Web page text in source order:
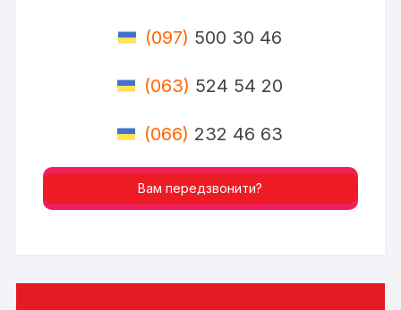
(097) 500 30 46
(063) 524 54 20
(066) 232 46 63
Вам передзвонити?